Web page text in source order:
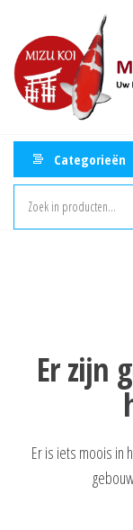
inhoud
Categorieën
Er zijn
Er is iets moois in